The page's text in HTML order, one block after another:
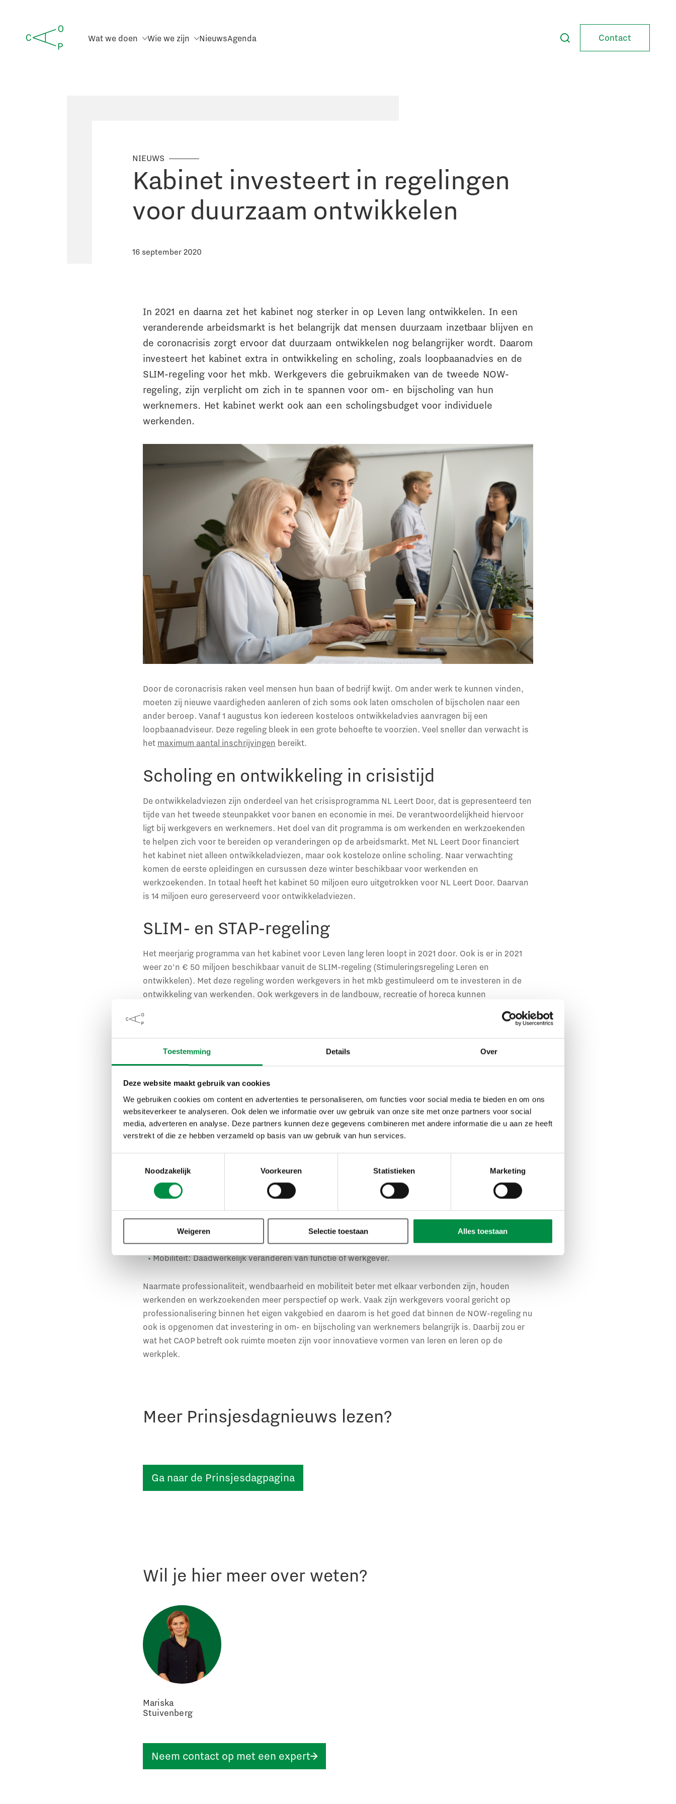
Toestemming Details Over
Deze website maakt gebruik van cookies
We gebruiken cookies om content en advertenties te personaliseren, om functies voor social media te bieden en om ons
websiteverkeer te analyseren. Ook delen we informatie over uw gebruik van onze site met onze partners voor social
media, adverteren en analyse. Deze partners kunnen deze gegevens combineren met andere informatie die u aan ze heeft
verstrekt of die ze hebben verzameld op basis van uw gebruik van hun services.
Noodzakelijk
Voorkeuren Statistieken Marketing
Weigeren Selectie toestaan Alles toestaan
Wat we doen Wie we zijn NieuwsAgenda Contact
NIEUWS
Kabinet investeert in regelingen
voor duurzaam ontwikkelen
16 september 2020
In 2021 en daarna zet het kabinet nog sterker in op Leven lang ontwikkelen. In een
veranderende arbeidsmarkt is het belangrijk dat mensen duurzaam inzetbaar blijven en
de coronacrisis zorgt ervoor dat duurzaam ontwikkelen nog belangrijker wordt. Daarom
investeert het kabinet extra in ontwikkeling en scholing, zoals loopbaanadvies en de
SLIM-regeling voor het mkb. Werkgevers die gebruikmaken van de tweede NOW-
regeling, zijn verplicht om zich in te spannen voor om- en bijscholing van hun
werknemers. Het kabinet werkt ook aan een scholingsbudget voor individuele
werkenden.
Door de coronacrisis raken veel mensen hun baan of bedrijf kwijt. Om ander werk te kunnen vinden,
moeten zij nieuwe vaardigheden aanleren of zich soms ook laten omscholen of bijscholen naar een
ander beroep. Vanaf 1 augustus kon iedereen kosteloos ontwikkeladvies aanvragen bij een
loopbaanadviseur. Deze regeling bleek in een grote behoefte te voorzien. Veel sneller dan verwacht is
het maximum aantal inschrijvingen bereikt.
Scholing en ontwikkeling in crisistijd
De ontwikkeladviezen zijn onderdeel van het crisisprogramma NL Leert Door, dat is gepresenteerd ten
tijde van het tweede steunpakket voor banen en economie in mei. De verantwoordelijkheid hiervoor
ligt bij werkgevers en werknemers. Het doel van dit programma is om werkenden en werkzoekenden
te helpen zich voor te bereiden op veranderingen op de arbeidsmarkt. Met NL Leert Door financiert
het kabinet niet alleen ontwikkeladviezen, maar ook kosteloze online scholing. Naar verwachting
komen de eerste opleidingen en cursussen deze winter beschikbaar voor werkenden en
werkzoekenden. In totaal heeft het kabinet 50 miljoen euro uitgetrokken voor NL Leert Door. Daarvan
is 14 miljoen euro gereserveerd voor ontwikkeladviezen.
SLIM- en STAP-regeling
Het meerjarig programma van het kabinet voor Leven lang leren loopt in 2021 door. Ook is er in 2021
weer zo’n € 50 miljoen beschikbaar vanuit de SLIM-regeling (Stimuleringsregeling Leren en
ontwikkelen). Met deze regeling worden werkgevers in het mkb gestimuleerd om te investeren in de
ontwikkeling van werkenden. Ook werkgevers in de landbouw, recreatie of horeca kunnen
Het kabinet werkt ook door aan het scholingsbudget voor individuele werkenden: de STAP-regeling.
Naar verwachting gaat deze regeling per 1 januari 2022 van start. Het STAP-budget vervangt de
belastingaftrek voor scholingsuitgaven. Mensen kunnen dit budget dus zelf inzetten voor hun scholing
Professionalisering, wendbaarheid en mobiliteit
Een leven lang ontwikkelen is ook een van de thema’s waar het CAOP op inzet. Wij noemen het alleen
In de visie van het CAOP spelen bij duurzaam ontwikkelen drie aspecten een rol
Professionalisering: Goed worden in je werk en bijblijven op je vakgebied.
Wendbaarheid: Je snel en effectief kunnen aanpassen aan veranderingen op werkgebied. Denk aan
andere rollen of taken op je nemen binnen je werk of anticiperen op ander werk.
Mobiliteit: Daadwerkelijk veranderen van functie of werkgever.
Naarmate professionaliteit, wendbaarheid en mobiliteit beter met elkaar verbonden zijn, houden
werkenden en werkzoekenden meer perspectief op werk. Vaak zijn werkgevers vooral gericht op
professionalisering binnen het eigen vakgebied en daarom is het goed dat binnen de NOW-regeling nu
ook is opgenomen dat investering in om- en bijscholing van werknemers belangrijk is. Daarbij zou er
wat het CAOP betreft ook ruimte moeten zijn voor innovatieve vormen van leren en leren op de
werkplek.
Meer Prinsjesdagnieuws lezen?
Ga naar de Prinsjesdagpagina
Wil je hier meer over weten?
Mariska
Stuivenberg
Neem contact op met een expert